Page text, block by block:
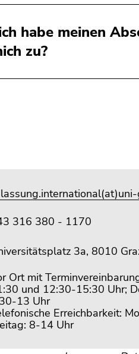
habe meinen
zu?
316 380 - 1170
3a, 8010
Ort mit
und 12:30-15:30 Uhr;
13 Uhr
Erreichbarkeit:
8-14 Uhr